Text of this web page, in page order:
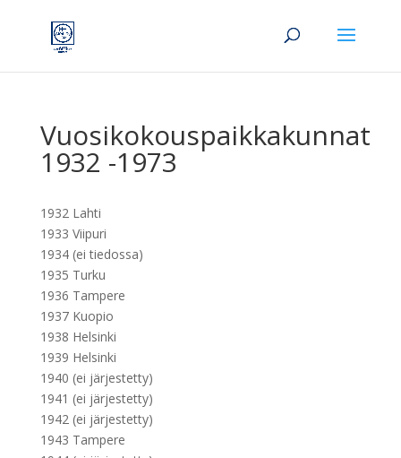
Vuosikokouspaikkakunnat
1932 -1973
1932 Lahti
1933 Viipuri
1934 (ei tiedossa)
1935 Turku
1936 Tampere
1937 Kuopio
1938 Helsinki
1939 Helsinki
1940 (ei järjestetty)
1941 (ei järjestetty)
1942 (ei järjestetty)
1943 Tampere